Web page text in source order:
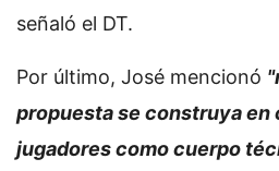
señaló el DT.
Por último, José mencionó
propuesta se construya en
jugadores como cuerpo